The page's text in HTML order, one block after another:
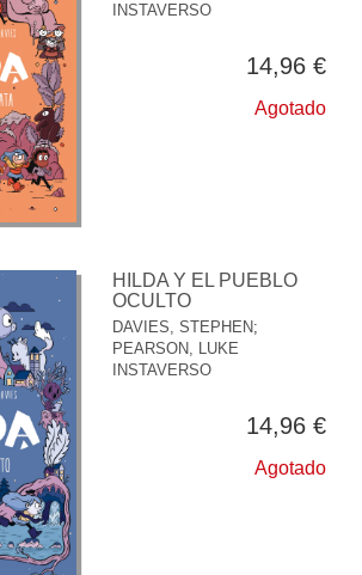
INSTAVERSO
14,96 €
Agotado
HILDA Y EL PUEBLO
OCULTO
DAVIES, STEPHEN;
PEARSON, LUKE
INSTAVERSO
14,96 €
Agotado